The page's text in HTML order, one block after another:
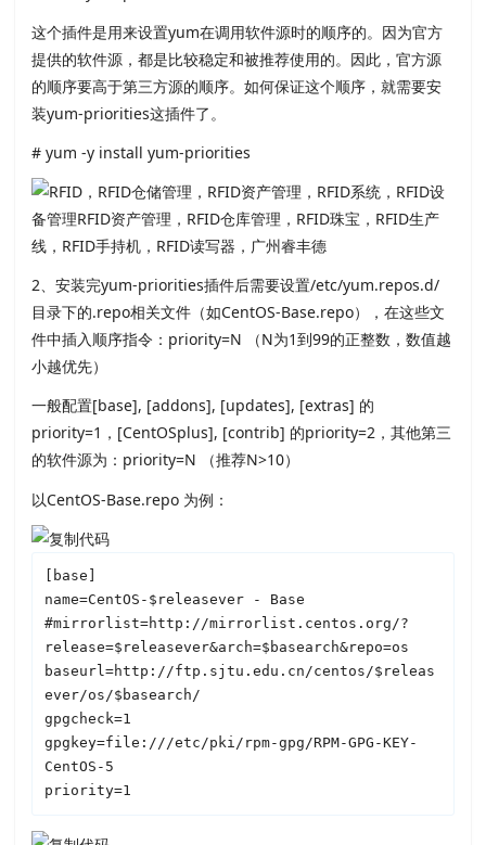
这个插件是用来设置yum在调用软件源时的顺序的。因为官方
提供的软件源，都是比较稳定和被推荐使用的。因此，官方源
的顺序要高于第三方源的顺序。如何保证这个顺序，就需要安
装yum-priorities这插件了。
# yum -y install yum-priorities
2、安装完yum-priorities插件后需要设置/etc/yum.repos.d/
目录下的.repo相关文件（如CentOS-Base.repo），在这些文
件中插入顺序指令：priority=N （N为1到99的正整数，数值越
小越优先）
一般配置[base], [addons], [updates], [extras] 的
priority=1，[CentOSplus], [contrib] 的priority=2，其他第三
的软件源为：priority=N （推荐N>10）
以CentOS-Base.repo 为例：
[base]
name=CentOS-$releasever - Base
#mirrorlist=http://mirrorlist.centos.org/?
release=$releasever&arch=$basearch&repo=os
baseurl=http://ftp.sjtu.edu.cn/centos/$releas
ever/os/$basearch/
gpgcheck=1
gpgkey=file:///etc/pki/rpm-gpg/RPM-GPG-KEY-
CentOS-5
priority=1